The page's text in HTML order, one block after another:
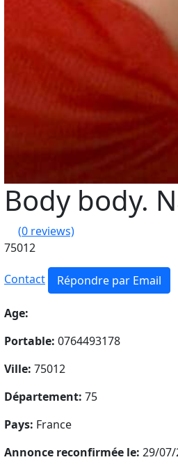
Body body.
(0 reviews)
75012
Contact Répondre par Email
Age:
Portable: 0764493178
Ville: 75012
Département: 75
Pays: France
Annonce reconfirmée le: 29/07/